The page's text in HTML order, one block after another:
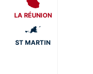
LA RÉUNION
ST MARTIN